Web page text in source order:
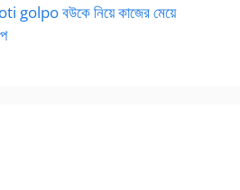
golpo বউকে নিয়ে কাজের মেয়ে